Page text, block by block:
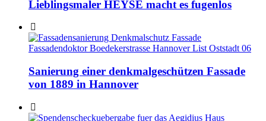
Lieblingsmaler HEYSE macht es fugenlos
Sanierung einer denkmalgeschützen Fassade
von 1889 in Hannover